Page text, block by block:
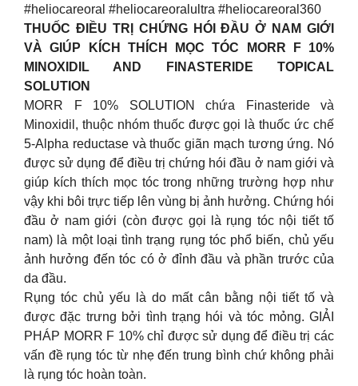
#heliocareoral #heliocareoralultra #heliocareoral360
THUỐC ĐIỀU TRỊ CHỨNG HÓI ĐẦU Ở NAM GIỚI
VÀ GIÚP KÍCH THÍCH MỌC TÓC MORR F 10%
MINOXIDIL AND FINASTERIDE TOPICAL
SOLUTION
MORR F 10% SOLUTION chứa Finasteride và
Minoxidil, thuộc nhóm thuốc được gọi là thuốc ức chế
5-Alpha reductase và thuốc giãn mạch tương ứng. Nó
được sử dụng để điều trị chứng hói đầu ở nam giới và
giúp kích thích mọc tóc trong những trường hợp như
vậy khi bôi trực tiếp lên vùng bị ảnh hưởng. Chứng hói
đầu ở nam giới (còn được gọi là rụng tóc nội tiết tố
nam) là một loại tình trạng rụng tóc phổ biến, chủ yếu
ảnh hưởng đến tóc có ở đỉnh đầu và phần trước của
da đầu.
Rụng tóc chủ yếu là do mất cân bằng nội tiết tố và
được đặc trưng bởi tình trạng hói và tóc mỏng. GIẢI
PHÁP MORR F 10% chỉ được sử dụng để điều trị các
vấn đề rụng tóc từ nhẹ đến trung bình chứ không phải
là rụng tóc hoàn toàn.